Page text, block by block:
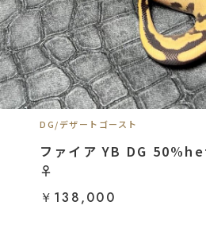
DG/デザートゴースト
ファイア YB DG
♀
￥138,000